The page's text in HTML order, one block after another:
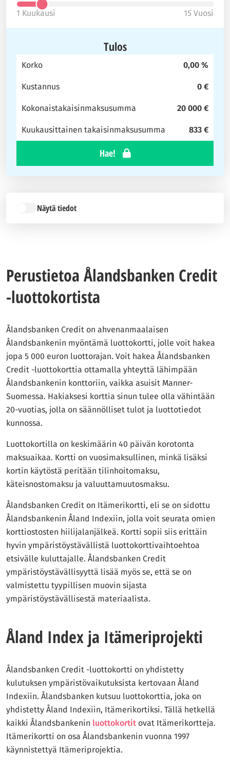
1 Kuukausi
15 Vuosi
Tulos
Korko 0,00 %
Kustannus 0 €
Kokonaistakaisinmaksusumma 20 000 €
Kuukausittainen takaisinmaksusumma 833 €
Hae!
Näytä tiedot
Perustietoa Ålandsbanken Credit
-luottokortista
Ålandsbanken Credit on ahvenanmaalaisen
Ålandsbankenin myöntämä luottokortti, jolle voit hakea
jopa 5 000 euron luottorajan. Voit hakea Ålandsbanken
Credit -luottokorttia ottamalla yhteyttä lähimpään
Ålandsbankenin konttoriin, vaikka asuisit Manner-
Suomessa. Hakiaksesi korttia sinun tulee olla vähintään
20-vuotias, jolla on säännölliset tulot ja luottotiedot
kunnossa.
Luottokortilla on keskimäärin 40 päivän korotonta
maksuaikaa. Kortti on vuosimaksullinen, minkä lisäksi
kortin käytöstä peritään tilinhoitomaksu,
käteisnostomaksu ja valuuttamuutosmaksu.
Ålandsbanken Credit on Itämerikortti, eli se on sidottu
Ålandsbankenin Åland Indexiin, jolla voit seurata omien
korttiostosten hiilijalanjälkeä. Kortti sopii siis erittäin
hyvin ympäristöystävällistä luottokorttivaihtoehtoa
etsivälle kuluttajalle. Ålandsbanken Credit
ympäristöystävällisyyttä lisää myös se, että se on
valmistettu tyypillisen muovin sijasta
ympäristöystävällisestä materiaalista.
Åland Index ja Itämeriprojekti
Ålandsbanken Credit -luottokortti on yhdistetty
kulutuksen ympäristövaikutuksista kertovaan Åland
Indexiin. Ålandsbanken kutsuu luottokorttia, joka on
yhdistetty Åland Indexiin, Itämerikortiksi. Tällä hetkellä
kaikki Ålandsbankenin luottokortit ovat Itämerikortteja.
Itämerikortti on osa Ålandsbankenin vuonna 1997
käynnistettyä Itämeriprojektia.